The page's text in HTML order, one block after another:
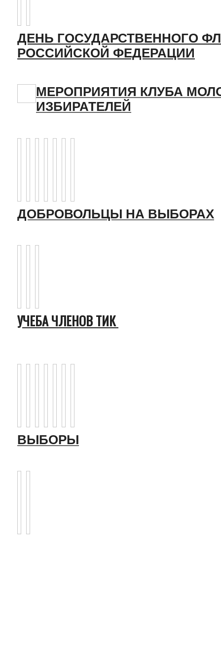
ДЕНЬ ГОСУДАРСТВЕННОГО
РОССИЙСКОЙ ФЕДЕРАЦИИ
МЕРОПРИЯТИЯ КЛУБА
ИЗБИРАТЕЛЕЙ
ДОБРОВОЛЬЦЫ НА ВЫБОРАХ
УЧЕБА ЧЛЕНОВ ТИК
ВЫБОРЫ